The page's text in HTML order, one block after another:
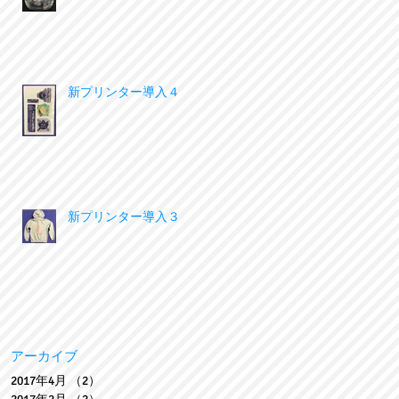
新プリンター導入４
新プリンター導入３
アーカイブ
2017年4月 （2）